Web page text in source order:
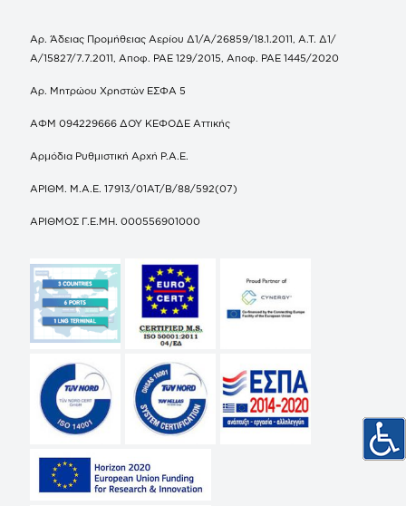
Αρ. Άδειας Προμήθειας Αερίου Δ1/Α/26859/18.1.2011, Α.Τ. Δ1/
Α/15827/7.7.2011, Αποφ. ΡΑΕ 129/2015, Αποφ. ΡΑΕ 1445/2020
Αρ. Μητρώου Χρηστών ΕΣΦΑ 5
ΑΦΜ 094229666 ΔΟΥ ΚΕΦΟΔΕ Αττικής
Αρμόδια Ρυθμιστική Αρχή Ρ.Α.Ε.
ΑΡΙΘΜ. Μ.Α.Ε. 17913/01ΑΤ/Β/88/592(07)
ΑΡΙΘΜΟΣ Γ.Ε.ΜΗ. 000556901000